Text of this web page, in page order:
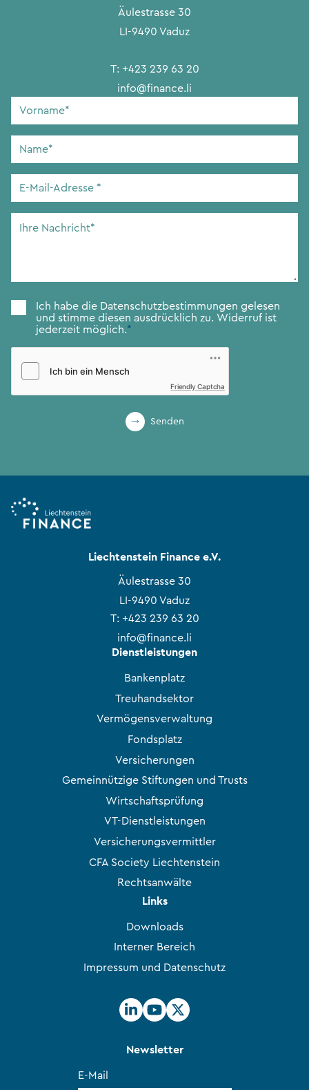
Äulestrasse 30
LI-9490 Vaduz
T: +423 239 63 20
info@finance.li
Vorname
Name
E-
Adresse*
Ihre
Zustimmung*
Ich habe die Datenschutzbestimmungen gelesen
und stimme diesen ausdrücklich zu. Widerruf ist
jederzeit möglich.*
Friendly Captcha
Senden
Liechtenstein Finance e.V.
Äulestrasse 30
LI-9490 Vaduz
T: +423 239 63 20
info@finance.li
Dienstleistungen
Bankenplatz
Treuhandsektor
Vermögensverwaltung
Fondsplatz
Versicherungen
Gemeinnützige Stiftungen und Trusts
Wirtschaftsprüfung
VT-Dienstleistungen
Versicherungsvermittler
CFA Society Liechtenstein
Rechtsanwälte
Links
Downloads
Interner Bereich
Impressum und Datenschutz
Newsletter
E-Mail